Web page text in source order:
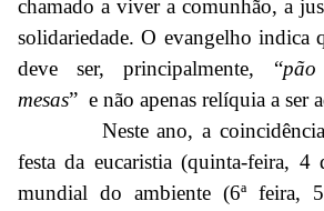
chamado a viver a comunhão, a
solidariedade. O evangelho indica
deve ser, principalmente, “
mesas” e não apenas relíquia a ser
Neste ano, a
festa da eucaristia (quinta-feira,
mundial do ambiente (6ª feira,